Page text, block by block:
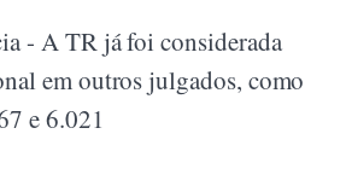
- A TR já foi considerada
em outros julgados, como
e 6.021